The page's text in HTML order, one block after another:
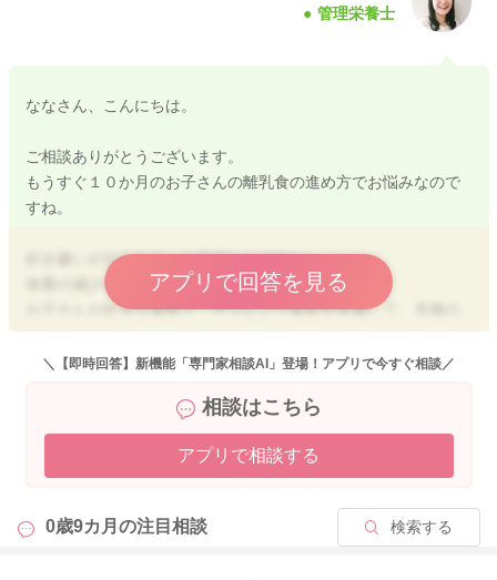
管理栄養士
ななさん、こんにちは。
ご相談ありがとうございます。
もうすぐ１０か月のお子さんの離乳食の進め方でお悩みなので
すね。
好き嫌いが出てきている様子なのですね。
体重の減少も感じていらっしゃるとのこと、
お子さんが好きな食材＋、チャレンジ食材を準備して、克服の
機会は作っていけるとよいですね。
ベビーフードを試してみる。
手づかみなど、お子さんが自分で食べる喜びを感じられるよう
にしてみる。
など、よろしければお試しください。
食事量が少ない場合は、食後の授乳量をしっかり確保するよう
にして、体重増加につなげていけると安心ですよ。
アプリで回答を見る
＼【即時回答】新機能「専門家相談AI」登場！アプリで今すぐ相談／
相談はこちら
アプリで相談する
0歳9カ月の注目相談 検索する